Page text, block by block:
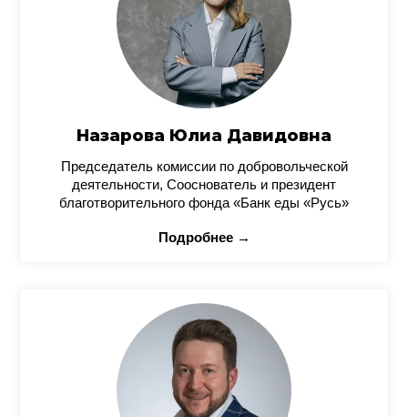
Назарова Юлиа Давидовна
Председатель комиссии по добровольческой
деятельности, Сооснователь и президент
благотворительного фонда «Банк еды «Русь»
Подробнее →